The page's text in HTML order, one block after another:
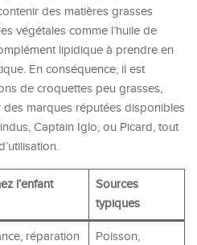
des matières grasses
végétales comme l’huile de
lipidique à prendre en
En conséquence, il est
de croquettes peu grasses,
marques réputées disponibles
Captain Iglo, ou Picard, tout
l’enfant
Sources
typiques
réparation
Poisson,